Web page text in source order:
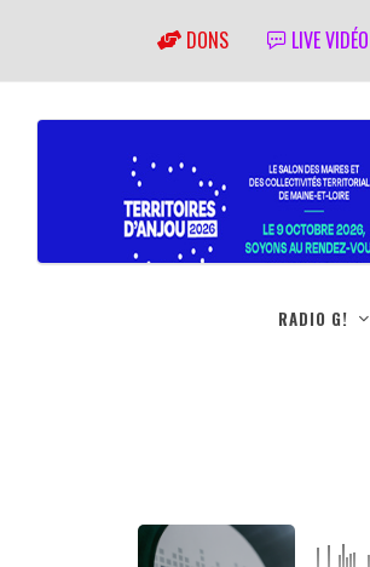
DONS LIVE VIDÉO
RADIO G!